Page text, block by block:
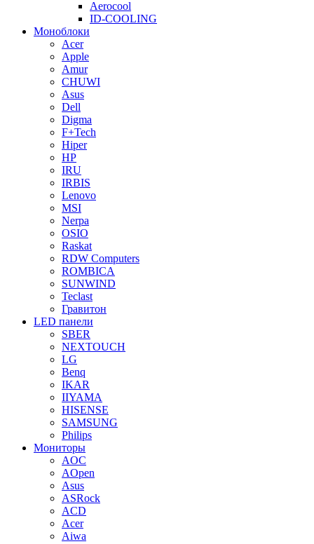
Aerocool
ID-COOLING
Моноблоки
Acer
Apple
Amur
CHUWI
Asus
Dell
Digma
F+Tech
Hiper
HP
IRU
IRBIS
Lenovo
MSI
Nerpa
OSIO
Raskat
RDW Computers
ROMBICA
SUNWIND
Teclast
Гравитон
LED панели
SBER
NEXTOUCH
LG
Benq
IKAR
IIYAMA
HISENSE
SAMSUNG
Philips
Мониторы
AOC
AOpen
Asus
ASRock
ACD
Acer
Aiwa